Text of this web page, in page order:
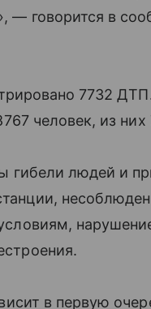
— говорится в
7732
человек, из них
гибели людей и
в первую